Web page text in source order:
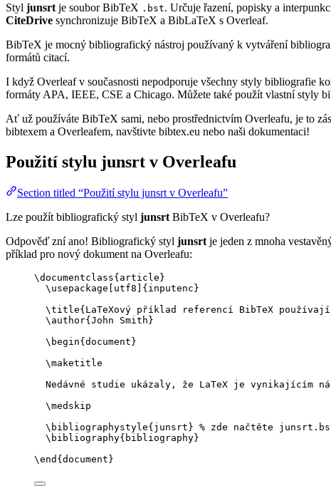
Styl junsrt je soubor BibTeX .bst. Určuje řazení, popisky a
CiteDrive synchronizuje BibTeX a BibLaTeX s Overleaf.
BibTeX je mocný bibliografický nástroj používaný k vytváření
formátů citací.
I když Overleaf v současnosti nepodporuje všechny styly bibliografie
formáty APA, IEEE, CSE a Chicago. Můžete také použít vlastní styly
Ať už používáte BibTeX sami, nebo prostřednictvím Overleafu, je to
bibtexem a Overleafem, navštivte bibtex.eu nebo naši dokumentaci!
Použití stylu junsrt v Overleafu
Section titled “Použití stylu junsrt v Overleafu”
Lze použít bibliografický styl junsrtBibTeX v Overleafu?
Odpověď zní ano! Bibliografický styl junsrtje jeden z mnoha
příklad pro nový dokument na Overleafu:
\documentclass{ article }
\usepackage
utf8 ]{ inputenc }
\title{LaTeXový příklad referencí BibTeX
\author{John Smith}
\begin{ document }
\maketitle
Nedávné studie ukázaly, že LaTeX je vynikajícím
\medskip
\bibliographystyle{junsrt} % zde načtěte
\bibliography{bibliography}
\end { document }